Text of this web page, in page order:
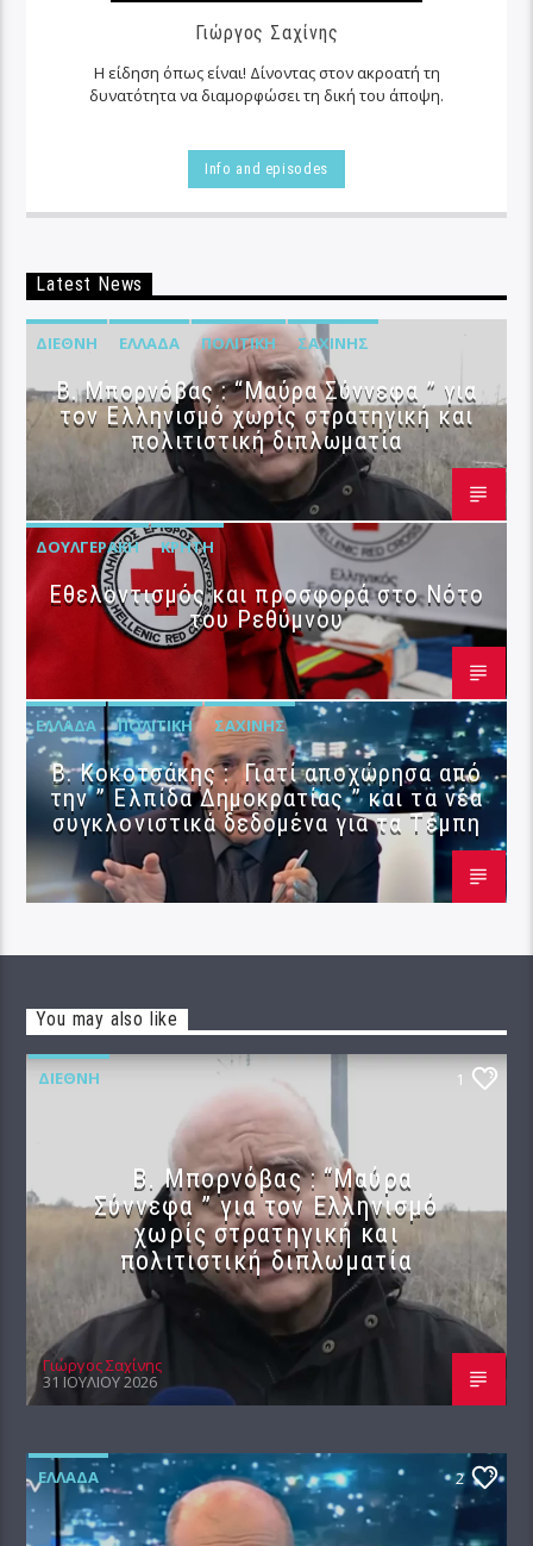
Γιώργος Σαχίνης
Η είδηση όπως είναι! Δίνοντας στον ακροατή τη
δυνατότητα να διαμορφώσει τη δική του άποψη.
Info and episodes
Latest News
ΔΙΕΘΝΉ ΕΛΛΆΔΑ ΠΟΛΙΤΙΚΉ ΣΑΧΊΝΗΣ
B. Μπορνόβας : “Μαύρα Σύννεφα ” για
τον Ελληνισμό χωρίς στρατηγική και
πολιτιστική διπλωματία
ΔΟΥΛΓΕΡΆΚΗ ΚΡΉΤΗ
Εθελοντισμός και προσφορά στο Νότο
του Ρεθύμνου
ΕΛΛΆΔΑ ΠΟΛΙΤΙΚΉ ΣΑΧΊΝΗΣ
Β. Κοκοτσάκης : Γιατί αποχώρησα από
την ” Ελπίδα Δημοκρατίας ” και τα νέα
συγκλονιστικά δεδομένα για τα Τέμπη
You may also like
ΔΙΕΘΝΉ 1
B. Μπορνόβας : “Μαύρα
Σύννεφα ” για τον Ελληνισμό
χωρίς στρατηγική και
πολιτιστική διπλωματία
Γιώργος Σαχίνης
31 ΙΟΥΛΊΟΥ 2026
ΕΛΛΆΔΑ 2